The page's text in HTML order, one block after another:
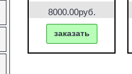
8000.00руб.
заказать